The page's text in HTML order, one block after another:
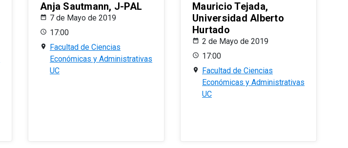
Anja Sautmann, J-PAL
7 de Mayo de 2019
17:00
Facultad de Ciencias
Económicas y Administrativas
UC
Mauricio Tejada,
Universidad Alberto
Hurtado
2 de Mayo de 2019
17:00
Facultad de Ciencias
Económicas y Administrativas
UC